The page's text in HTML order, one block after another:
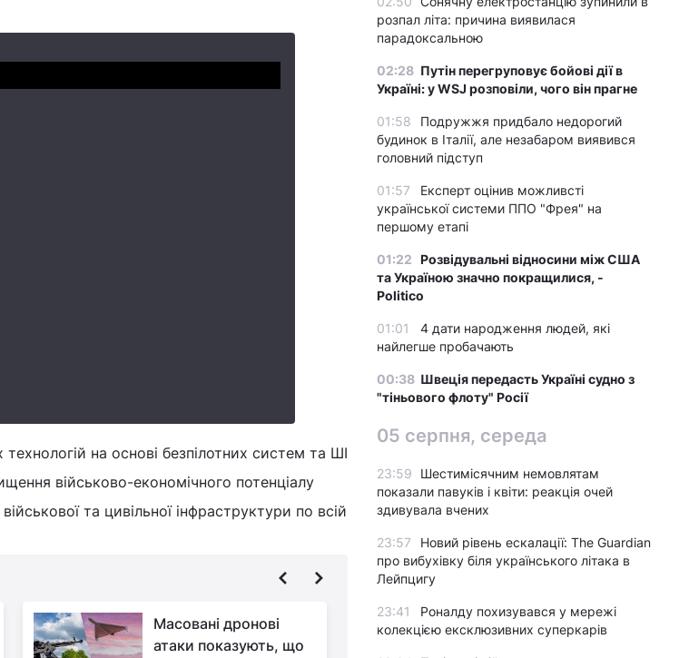
на основі безпілотних систем та ШІ
військово-економічного потенціалу
та цивільної інфраструктури по всій
Масовані дронові
атаки показують, що
Як жителі Курщини
розпал літа: причина виявилася
парадоксальною
02:28 Путін перегруповує бойові дії в
Україні: у WSJ розповіли, чого він прагне
01:58
Подружжя придбало недорогий
будинок в Італії, але незабаром виявився
головний підступ
01:57
Експерт оцінив можливсті
української системи ППО "Фрея" на
першому етапі
01:22 Розвідувальні відносини між США
та Україною значно покращилися, -
Politico
01:01
4 дати народження людей, які
найлегше пробачають
00:38 Швеція передасть Україні судно з
"тіньового флоту" Росії
05 серпня, середа
23:59
Шестимісячним немовлятам
показали павуків і квіти: реакція очей
здивувала вчених
23:57
Новий рівень ескалації: The Guardian
про вибухівку біля українського літака в
Лейпцигу
23:41
Роналду похизувався у мережі
колекцією ексклюзивних суперкарів